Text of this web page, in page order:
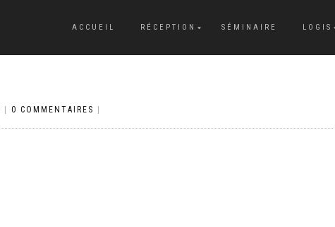
ACCUEIL RÉCEPTION SÉMINAIRE LOGIS
0 COMMENTAIRES